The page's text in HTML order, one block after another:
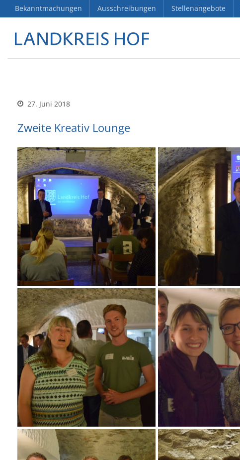
Bekanntmachungen Ausschreibungen Stellenangebote
27. Juni 2018
Zweite Kreativ Lounge